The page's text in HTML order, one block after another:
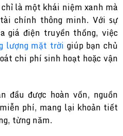
là một khái niệm xanh mà
chính thông minh. Với sự
giá điện truyền thống, việc
lượng mặt trời giúp bạn chủ
chi phí sinh hoạt hoặc vận
đầu được hoàn vốn, nguồn
phí, mang lại khoản tiết
từng năm.